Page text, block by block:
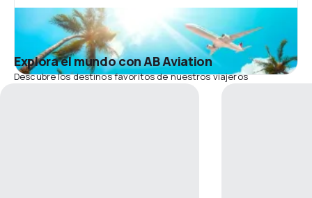
Explora el mundo con AB Aviation
Descubre los destinos favoritos de nuestros viajeros